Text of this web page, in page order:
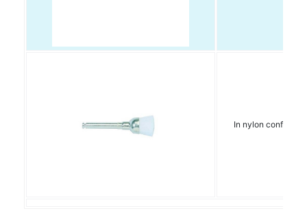
In nylon conf.